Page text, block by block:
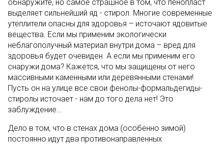
обнаружите, но самое страшное в том, что пенопласт
выделяет сильнейший яд - стирол. Многие современные
утеплители опасны для здоровья – источают ядовитые
вещества. Если мы применим экологически
неблагополучный материал внутри дома – вред для
здоровья будет очевиден. А если мы применим его
снаружи дома? Кажется, что мы защищены от него
массивными каменными или деревянными стенами!
Пусть он на улице все свои фенолы-формальдегиды-
стиролы источает - нам до того дела нет! Это
заблуждение…
Дело в том, что в стенах дома (особенно зимой)
постоянно идут два противонаправленных